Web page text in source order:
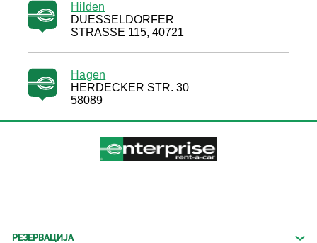
Hilden
DUESSELDORFER
STRASSE 115, 40721
Hagen
HERDECKER STR. 30
58089
РЕЗЕРВАЦИЈА